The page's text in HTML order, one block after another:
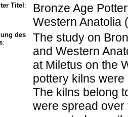
Titel :
Bronze Age
Western Anatolia
des
:
The study on
and Western
at Miletus on the
pottery kilns
The kilns belong
were spread